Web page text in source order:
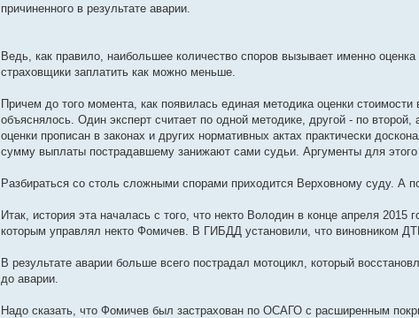
щ
причиненного в результате аварии.
Ведь, как правило, наибольшее количество споров вызывает именно
страховщики заплатить как можно меньше.
Причем до того момента, как появилась единая методика оценки стоимости
объяснялось. Один эксперт считает по одной методике, другой - по
оценки прописан в законах и других нормативных актах практически
сумму выплаты пострадавшему занижают сами судьи. Аргументы для
Разбираться со столь сложными спорами приходится Верховному суду. А
Итак, история эта началась с того, что некто Володин в конце апреля
которым управлял некто Фомичев. В ГИБДД установили, что виновником
В результате аварии больше всего пострадал мотоцикл, который
до аварии.
Надо сказать, что Фомичев был застрахован по ОСАГО с расширенным